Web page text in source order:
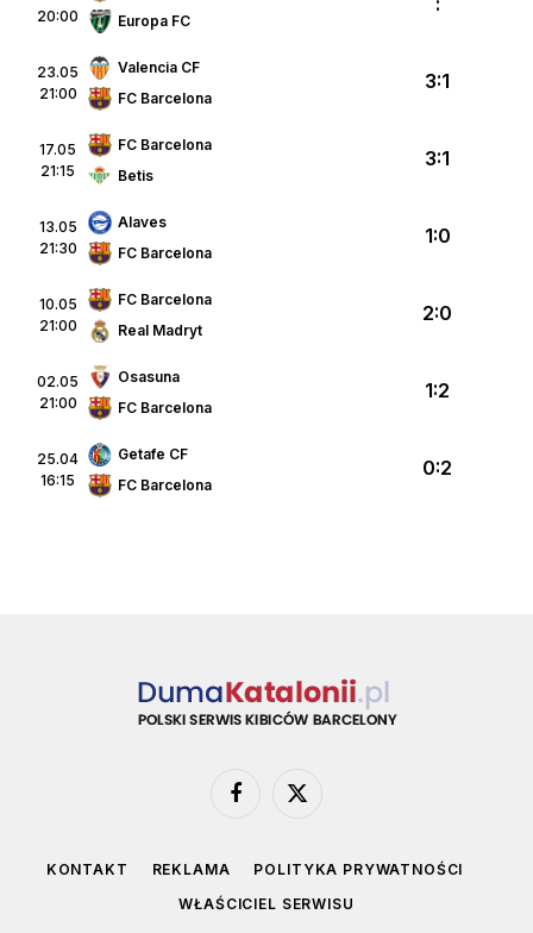
20:00
Europa FC
23.05
21:00
Valencia CF
FC Barcelona
3:1
17.05
21:15
FC Barcelona
Betis
3:1
13.05
21:30
Alaves
FC Barcelona
1:0
10.05
21:00
FC Barcelona
Real Madryt
2:0
02.05
21:00
Osasuna
FC Barcelona
1:2
25.04
16:15
Getafe CF
FC Barcelona
0:2
Facebook
X
KONTAKT REKLAMA
POLITYKA PRYWATNOŚCI
WŁAŚCICIEL SERWISU